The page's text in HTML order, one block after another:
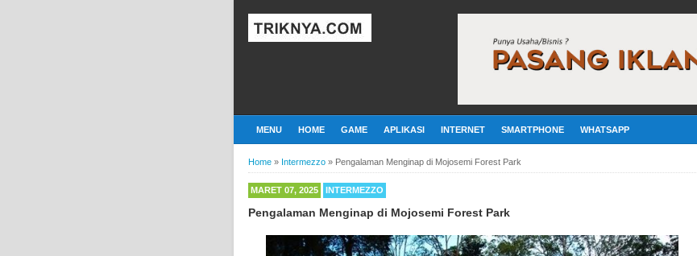
MENU HOME GAME APLIKASI INTERNET SMARTPHONE WHATSAPP
Home » Intermezzo » Pengalaman Menginap di Mojosemi Forest Park
MARET 07, 2025 INTERMEZZO
Pengalaman Menginap di Mojosemi Forest Park